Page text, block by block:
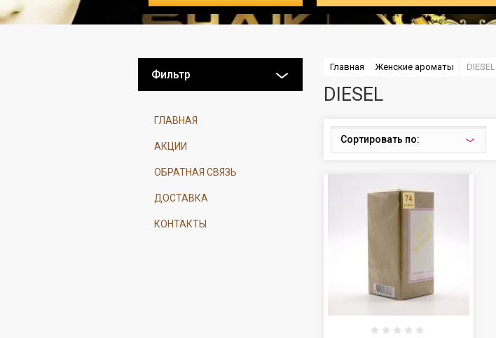
Фильтр
ГЛАВНАЯ
АКЦИИ
ОБРАТНАЯ СВЯЗЬ
ДОСТАВКА
КОНТАКТЫ
Главная Женские ароматы DIESEL
DIESEL
Сортировать по: